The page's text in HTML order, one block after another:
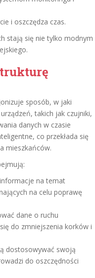
i oszczędza czas.
stają się nie tylko modnym
sposób, w jaki
takich jak czujniki,
danych w czasie
co przekłada się
mieszkańców.
na temat
na celu poprawę
dane o ruchu
do zmniejszenia korków i
dostosowywać swoją
do oszczędności